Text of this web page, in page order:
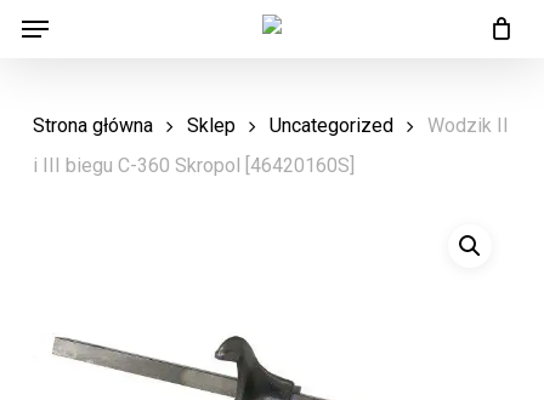
Skip
content
Menu
Strona główna Sklep Uncategorized
Wodzik II
i III biegu C-360 Skropol [46420160S]
Menu